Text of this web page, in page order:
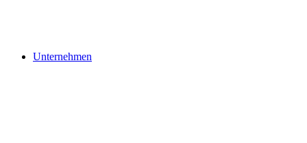
Unternehmen